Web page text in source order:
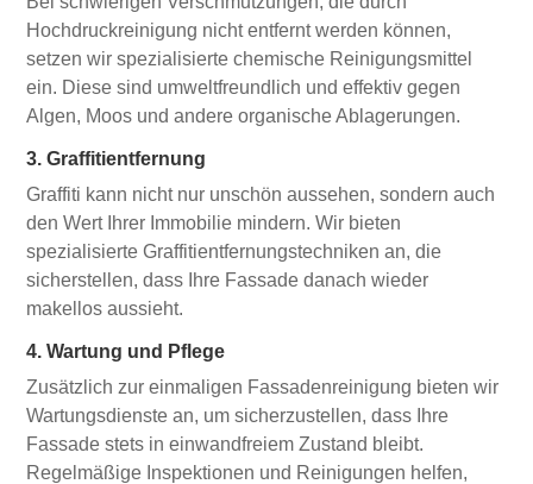
Hochdruckreinigung nicht entfernt werden können,
setzen wir spezialisierte chemische Reinigungsmittel
ein. Diese sind umweltfreundlich und effektiv gegen
Algen, Moos und andere organische Ablagerungen.
3. Graffitientfernung
Graffiti kann nicht nur unschön aussehen, sondern auch
den Wert Ihrer Immobilie mindern. Wir bieten
spezialisierte Graffitientfernungstechniken an, die
sicherstellen, dass Ihre Fassade danach wieder
makellos aussieht.
4. Wartung und Pflege
Zusätzlich zur einmaligen Fassadenreinigung bieten wir
Wartungsdienste an, um sicherzustellen, dass Ihre
Fassade stets in einwandfreiem Zustand bleibt.
Regelmäßige Inspektionen und Reinigungen helfen,